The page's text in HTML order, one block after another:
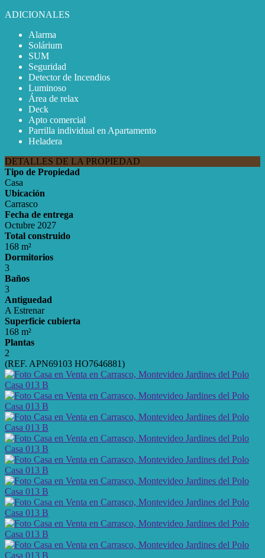
ADICIONALES
Alarma
Solárium
SUM
Seguridad
Detector de Incendios
Luminoso
Área de relax
Deck
Apto comercial
Parrilla individual en Apartamento
Heladera
DETALLES DE LA PROPIEDAD
Tipo de Propiedad
Casa
Ubicación
Carrasco
Fecha de entrega
Octubre 2027
Total construido
168 m²
Dormitorios
3
Baños
3
Antiguedad
A Estrenar
Superficie cubierta
168 m²
Plantas
2
(REF. APN69103 HO7646881)